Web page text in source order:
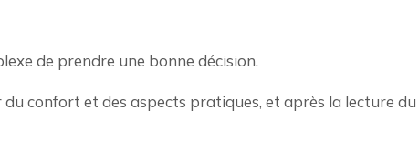
de prendre une bonne décision.
confort et des aspects pratiques, et après la lecture du